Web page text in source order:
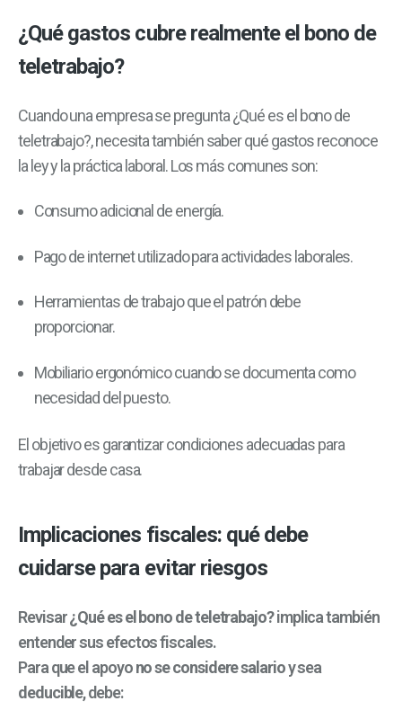
¿Qué gastos cubre realmente el bono de
teletrabajo?
Cuando una empresa se pregunta ¿Qué es el bono de
teletrabajo?, necesita también saber qué gastos reconoce
la ley y la práctica laboral. Los más comunes son:
Consumo adicional de energía.
Pago de internet utilizado para actividades laborales.
Herramientas de trabajo que el patrón debe
proporcionar.
Mobiliario ergonómico cuando se documenta como
necesidad del puesto.
El objetivo es garantizar condiciones adecuadas para
trabajar desde casa.
Implicaciones fiscales: qué debe
cuidarse para evitar riesgos
Revisar¿Qué es el bono de teletrabajo?implica también
entender sus efectos fiscales.
Para que el apoyono se considere salarioy sea
deducible, debe: